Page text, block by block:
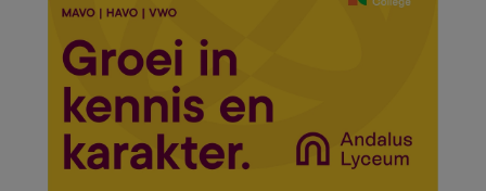
CONTACT
Çerez Politikası